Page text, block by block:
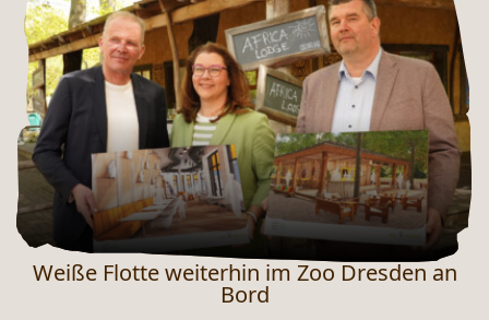
Weiße Flotte weiterhin im Zoo Dresden an
Bord